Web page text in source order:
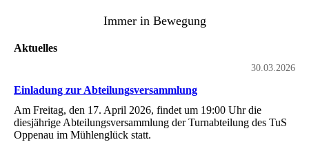
Immer in Bewegung
Aktuelles
30.03.2026
Einladung zur Abteilungsversammlung
Am Freitag, den 17. April 2026, findet um 19:00 Uhr die
diesjährige Abteilungsversammlung der Turnabteilung des TuS
Oppenau im Mühlenglück statt.